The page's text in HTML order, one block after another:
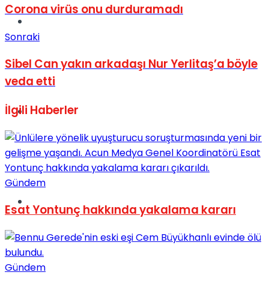
Tatil
Corona virüs onu durduramadı
Sonraki
Sibel Can yakın arkadaşı Nur Yerlitaş’a böyle
veda etti
İlgili Haberler
Gündem
Esat Yontunç hakkında yakalama kararı
Gündem